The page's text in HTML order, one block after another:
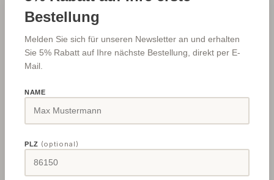
https://ec.europa.eu/consumers/odr/
Streitbeilegungsverfahren vor einer
Verbraucherschlichtungsstelle sind wir nicht
Haftungsausschluss für Links
Bestellung
Melden Sie sich für unseren Newsletter an und erhalten
Sie 5% Rabatt auf Ihre nächste Bestellung, direkt per E-
Mail.
NAME
PLZ (optional)